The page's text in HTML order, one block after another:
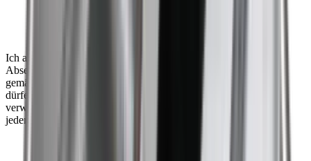
Ich akzeptiere, dass Baron mich im Zusammenhang mit dem
Absenden dieses Formulars kontaktieren darf, dass meine Daten
gemäß der Datenschutzerklärung von Baron gespeichert werden
dürfen und dass meine Daten für Barons E-Mail-Marketing
verwendet werden. Mir ist bewusst, dass ich meine Einwilligung
jederzeit widerrufen kann.